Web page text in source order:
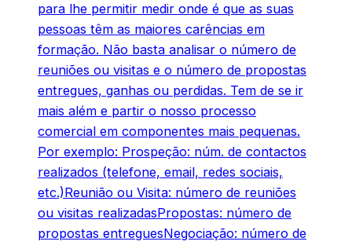
para lhe permitir medir onde é que as suas
pessoas têm as maiores carências em
formação. Não basta analisar o número de
reuniões ou visitas e o número de propostas
entregues, ganhas ou perdidas. Tem de se ir
mais além e partir o nosso processo
comercial em componentes mais pequenas.
Por exemplo: Prospeção: núm. de contactos
realizados (telefone, email, redes sociais,
etc.)Reunião ou Visita: número de reuniões
ou visitas realizadasPropostas: número de
propostas entreguesNegociação: número de